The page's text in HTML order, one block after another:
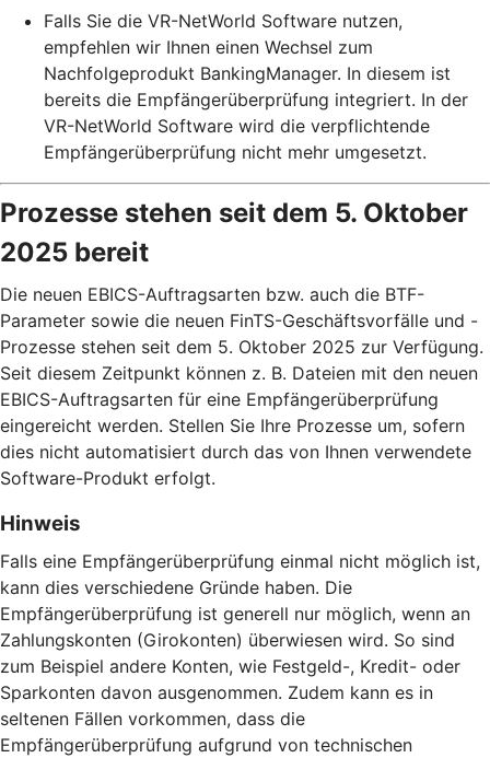
Falls Sie die VR-NetWorld Software nutzen,
empfehlen wir Ihnen einen Wechsel zum
Nachfolgeprodukt BankingManager. In diesem ist
bereits die Empfängerüberprüfung integriert. In der
VR-NetWorld Software wird die verpflichtende
Empfängerüberprüfung nicht mehr umgesetzt.
Prozesse stehen seit dem 5. Oktober
2025 bereit
Die neuen EBICS-Auftragsarten bzw. auch die BTF-
Parameter sowie die neuen FinTS-Geschäftsvorfälle und -
Prozesse stehen seit dem 5. Oktober 2025 zur Verfügung.
Seit diesem Zeitpunkt können z. B. Dateien mit den neuen
EBICS-Auftragsarten für eine Empfängerüberprüfung
eingereicht werden. Stellen Sie Ihre Prozesse um, sofern
dies nicht automatisiert durch das von Ihnen verwendete
Software-Produkt erfolgt.
Hinweis
Falls eine Empfängerüberprüfung einmal nicht möglich ist,
kann dies verschiedene Gründe haben. Die
Empfängerüberprüfung ist generell nur möglich, wenn an
Zahlungskonten (Girokonten) überwiesen wird. So sind
zum Beispiel andere Konten, wie Festgeld-, Kredit- oder
Sparkonten davon ausgenommen. Zudem kann es in
seltenen Fällen vorkommen, dass die
Empfängerüberprüfung aufgrund von technischen